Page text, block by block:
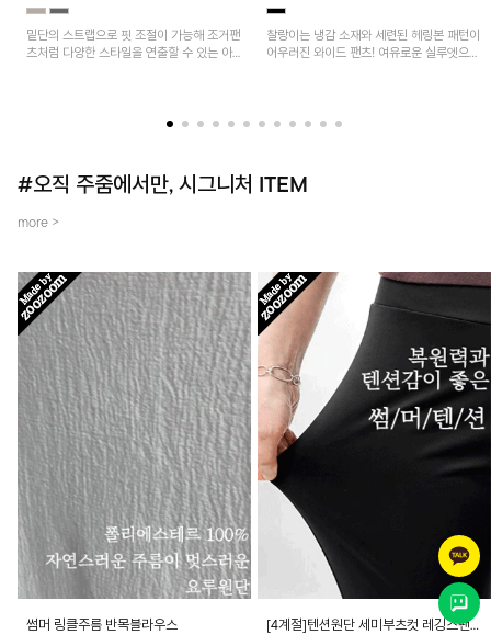
밑단의 스트랩으로 핏 조절이 가능해 조거팬
츠처럼 다양한 스타일을 연출할 수 있는 아
찰랑이는 냉감 소재와 세련된 헤링본 패턴이
어우러진 와이드 팬츠! 여유로운 실루엣으로
#오직 주줌에서만, 시그니처 ITEM
more >
썸머 링클주름 반목블라우스 [4계절]텐션원단 세미부츠컷 레깅스팬